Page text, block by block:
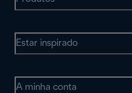
Estar inspirado
A minha conta